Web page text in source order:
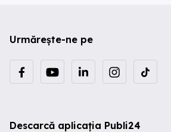
Urmărește-ne pe
Descarcă aplicația Publi24